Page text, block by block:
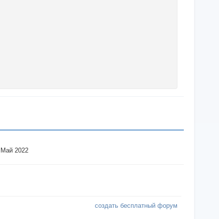
2022
создать бесплатный форум